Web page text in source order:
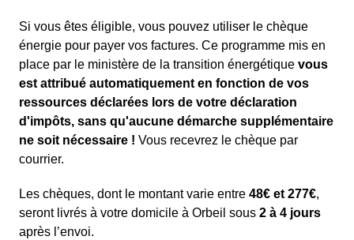
Si vous êtes éligible, vous pouvez utiliser le chèque
énergie pour payer vos factures. Ce programme mis en
place par le ministère de la transition énergétique vous
est attribué automatiquement en fonction de vos
ressources déclarées lors de votre déclaration
d'impôts, sans qu'aucune démarche supplémentaire
ne soit nécessaire ! Vous recevrez le chèque par
courrier.
Les chèques, dont le montant varie entre 48€ et 277€,
seront livrés à votre domicile à Orbeil sous 2 à 4 jours
après l’envoi.